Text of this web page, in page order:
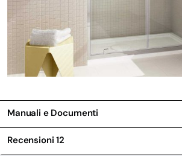
Manuali e Documenti
Recensioni12